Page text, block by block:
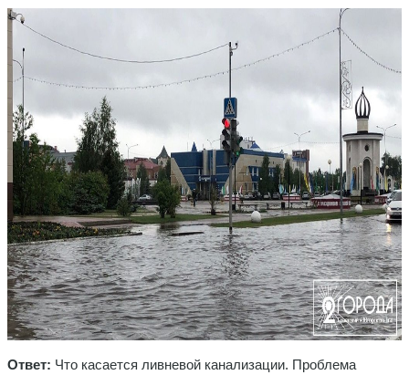
Ответ: Что касается ливневой канализации. Проблема